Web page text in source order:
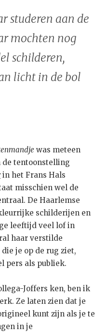
studeren aan de
mochten nog
schilderen,
licht in de bol
was meteen
de tentoonstelling
in het Frans Hals
misschien wel de
De Haarlemse
schilderijen en
leeftijd veel lof in
haar verstilde
je op de rug ziet,
pers als publiek.
Joffers ken, ben ik
Ze laten zien dat je
kunt zijn als je te
in je